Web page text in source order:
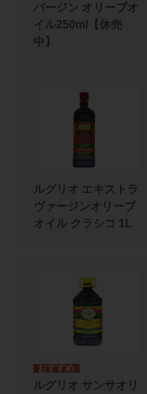
バージン オリーブオ
イル250ml【休売
中】
ルグリオ エキストラ
ヴァージンオリーブ
オイル クラシコ 1L
ルグリオ サンサオリ